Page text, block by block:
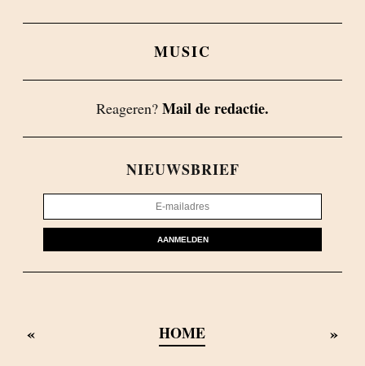
MUSIC
Reageren? Mail de redactie.
NIEUWSBRIEF
AANMELDEN
« HOME »